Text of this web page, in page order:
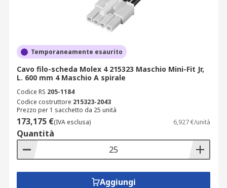
Temporaneamente esaurito
Cavo filo-scheda Molex 4 215323 Maschio Mini-Fit Jr,
L. 600 mm 4 Maschio A spirale
Codice RS 205-1184
Codice costruttore 215323-2043
Prezzo per 1 sacchetto da 25 unità
173,175 €(IVA esclusa) 6,927 €/unità
Quantità
Aggiungi